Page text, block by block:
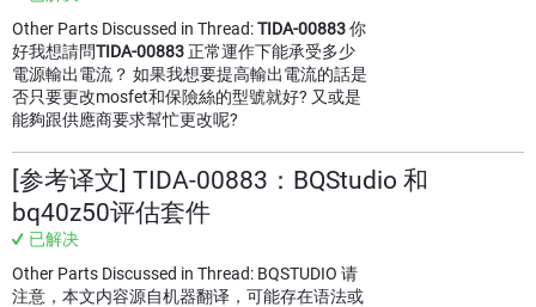
Other Parts Discussed in Thread:TIDA-00883你
好我想請問TIDA-00883正常運作下能承受多少
電源輸出電流？ 如果我想要提高輸出電流的話是
否只要更改mosfet和保險絲的型號就好? 又或是
能夠跟供應商要求幫忙更改呢?
[参考译文] TIDA-00883：BQStudio 和
bq40z50评估套件
已解决
Other Parts Discussed in Thread: BQSTUDIO 请
注意，本文内容源自机器翻译，可能存在语法或